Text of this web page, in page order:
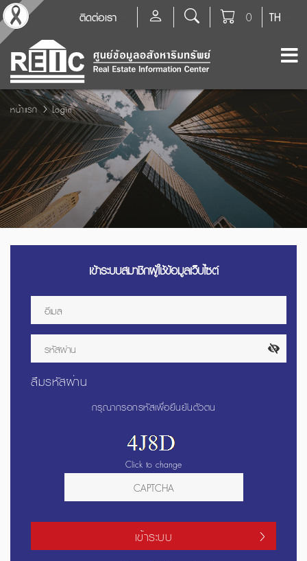
TH
0
ติดต่อเรา
หน้าแรก Login
เข้าระบบสมาชิกผู้ใช้ข้อมูลเว็บไซต์
ลืมรหัสผ่าน
กรุณากรอกรหัสเพื่อยืนยันตัวตน
Click to change
เข้าระบบ